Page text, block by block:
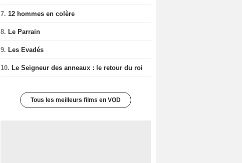
7. 12 hommes en colère
8. Le Parrain
9. Les Evadés
10. Le Seigneur des anneaux : le retour du roi
Tous les meilleurs films en VOD